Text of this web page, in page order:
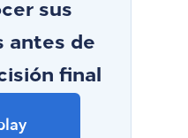
sus
antes de
final